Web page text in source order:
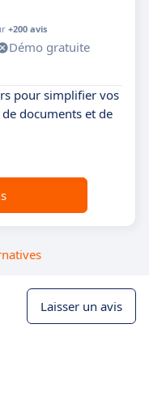
+200 avis
Démo gratuite
pour simplifier vos
documents et de
Laisser un avis